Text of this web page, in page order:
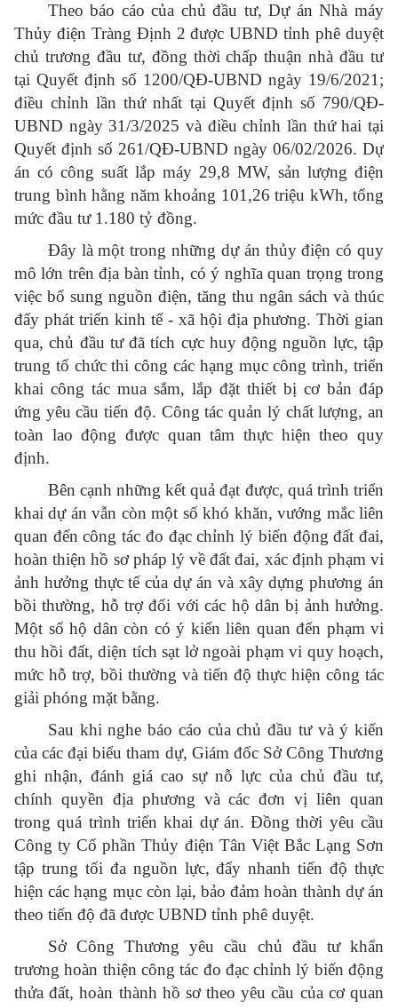
Theo báo cáo của chủ đầu tư, Dự án Nhà máy
Thủy điện Tràng Định 2 được UBND tỉnh phê duyệt
chủ trương đầu tư, đồng thời chấp thuận nhà đầu tư
tại Quyết định số 1200/QĐ-UBND ngày 19/6/2021;
điều chỉnh lần thứ nhất tại Quyết định số 790/QĐ-
UBND ngày 31/3/2025 và điều chỉnh lần thứ hai tại
Quyết định số 261/QĐ-UBND ngày 06/02/2026. Dự
án có công suất lắp máy 29,8 MW, sản lượng điện
trung bình hằng năm khoảng 101,26 triệu kWh, tổng
mức đầu tư 1.180 tỷ đồng.
Đây là một trong những dự án thủy điện có quy
mô lớn trên địa bàn tỉnh, có ý nghĩa quan trọng trong
việc bổ sung nguồn điện, tăng thu ngân sách và thúc
đẩy phát triển kinh tế - xã hội địa phương. Thời gian
qua, chủ đầu tư đã tích cực huy động nguồn lực, tập
trung tổ chức thi công các hạng mục công trình, triển
khai công tác mua sắm, lắp đặt thiết bị cơ bản đáp
ứng yêu cầu tiến độ. Công tác quản lý chất lượng, an
toàn lao động được quan tâm thực hiện theo quy
định.
Bên cạnh những kết quả đạt được, quá trình triển
khai dự án vẫn còn một số khó khăn, vướng mắc liên
quan đến công tác đo đạc chỉnh lý biến động đất đai,
hoàn thiện hồ sơ pháp lý về đất đai, xác định phạm vi
ảnh hưởng thực tế của dự án và xây dựng phương án
bồi thường, hỗ trợ đối với các hộ dân bị ảnh hưởng.
Một số hộ dân còn có ý kiến liên quan đến phạm vi
thu hồi đất, diện tích sạt lở ngoài phạm vi quy hoạch,
mức hỗ trợ, bồi thường và tiến độ thực hiện công tác
giải phóng mặt bằng.
Sau khi nghe báo cáo của chủ đầu tư và ý kiến
của các đại biểu tham dự, Giám đốc Sở Công Thương
ghi nhận, đánh giá cao sự nỗ lực của chủ đầu tư,
chính quyền địa phương và các đơn vị liên quan
trong quá trình triển khai dự án. Đồng thời yêu cầu
Công ty Cổ phần Thủy điện Tân Việt Bắc Lạng Sơn
tập trung tối đa nguồn lực, đẩy nhanh tiến độ thực
hiện các hạng mục còn lại, bảo đảm hoàn thành dự án
theo tiến độ đã được UBND tỉnh phê duyệt.
Sở Công Thương yêu cầu chủ đầu tư khẩn
trương hoàn thiện công tác đo đạc chỉnh lý biến động
thửa đất, hoàn thành hồ sơ theo yêu cầu của cơ quan